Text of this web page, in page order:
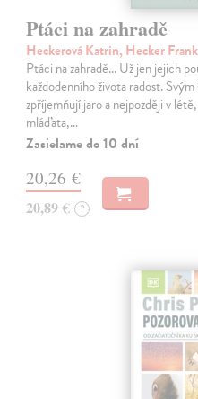
Ptáci na zahradě
Heckerová Katrin, Hecker Frank
Ptáci na zahradě… Už jen jejich
každodenního života radost.
zpříjemňují jaro a nejpozději v
mláďata,…
Zasielame do 10 dní
20,26 €
20,89 € ?